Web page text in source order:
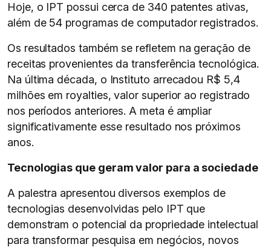
Hoje, o IPT possui cerca de 340 patentes ativas,
além de 54 programas de computador registrados.
Os resultados também se refletem na geração de
receitas provenientes da transferência tecnológica.
Na última década, o Instituto arrecadou R$ 5,4
milhões em royalties, valor superior ao registrado
nos períodos anteriores. A meta é ampliar
significativamente esse resultado nos próximos
anos.
Tecnologias que geram valor para a sociedade
A palestra apresentou diversos exemplos de
tecnologias desenvolvidas pelo IPT que
demonstram o potencial da propriedade intelectual
para transformar pesquisa em negócios, novos